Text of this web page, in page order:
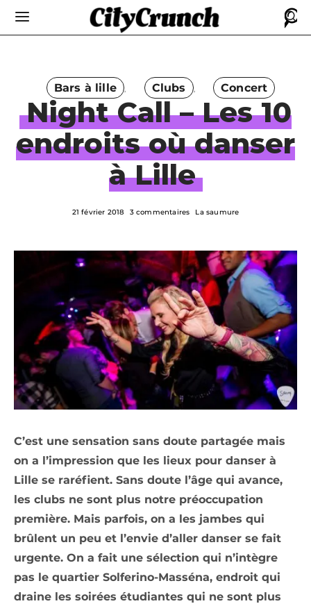
Bars à lille Clubs Concert
Night Call – Les 10
endroits où danser
à Lille
21 février 2018 3 commentaires La saumure
C’est une sensation sans doute partagée mais
on a l’impression que les lieux pour danser à
Lille se raréfient. Sans doute l’âge qui avance,
les clubs ne sont plus notre préoccupation
première. Mais parfois, on a les jambes qui
brûlent un peu et l’envie d’aller danser se fait
urgente. On a fait une sélection qui n’intègre
pas le quartier Solferino-Masséna, endroit qui
draine les soirées étudiantes qui ne sont plus